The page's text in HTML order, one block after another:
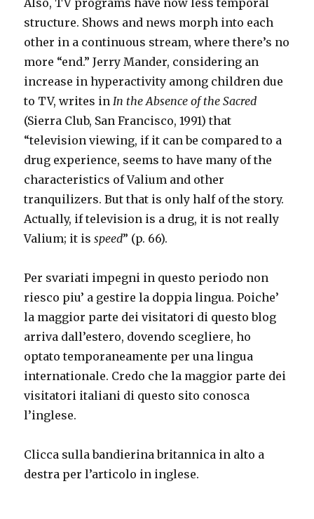
structure. Shows and news morph into each
other in a continuous stream, where there’s no
more “end.” Jerry Mander, considering an
increase in hyperactivity among children due
to TV, writes in In the Absence of the Sacred
(Sierra Club, San Francisco, 1991) that
“television viewing, if it can be compared to a
drug experience, seems to have many of the
characteristics of Valium and other
tranquilizers. But that is only half of the story.
Actually, if television is a drug, it is not really
Valium; it isspeed” (p. 66).
Per svariati impegni in questo periodo non
riesco piu’ a gestire la doppia lingua. Poiche’
la maggior parte dei visitatori di questo blog
arriva dall’estero, dovendo scegliere, ho
optato temporaneamente per una lingua
internationale. Credo che la maggior parte dei
visitatori italiani di questo sito conosca
l’inglese.
Clicca sulla bandierina britannica in alto a
destra per l’articolo in inglese.